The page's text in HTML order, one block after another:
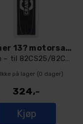
Cramer 13? motorsagsverd
33 cm – til 82CS25/82CS27/82CS34
Ikke på lager (0 dager)
324,-
Kjøp